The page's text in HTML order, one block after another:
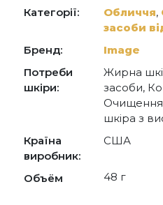
WATER/AQUA/EAU,
JUICE, GLYCERIN,
PHENOXYETHANOL,
KAOLIN, BUTYLENE
HYDROXIDE, CAPRYLYL
ALTERNIFOLIA (TEA
GUM, ARNICA MONTANA
ETHYLHEXYLGLYCERIN,
PROPANEDIOL, PEG-8 /
EUCALYPTUS
DIETHYLHEXYL SODIUM
SODIUM PHYTATE,
EXTRACT, LIMONENE,
CAMPHORA
BENZOATE, CAMELLIA
Категорії: Обличчя,
засоби
Бренд:
Image
Потреби
шкіри:
Жирна
засоби,
шкіра з
Країна
виробник:
США
Объём 48 г